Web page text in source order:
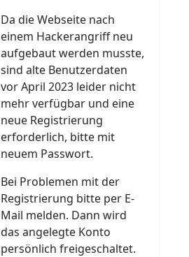
Da die Webseite nach
einem Hackerangriff neu
aufgebaut werden musste,
sind alte Benutzerdaten
vor April 2023 leider nicht
mehr verfügbar und eine
neue Registrierung
erforderlich, bitte mit
neuem Passwort.
Bei Problemen mit der
Registrierung bitte per E-
Mail melden. Dann wird
das angelegte Konto
persönlich freigeschaltet.